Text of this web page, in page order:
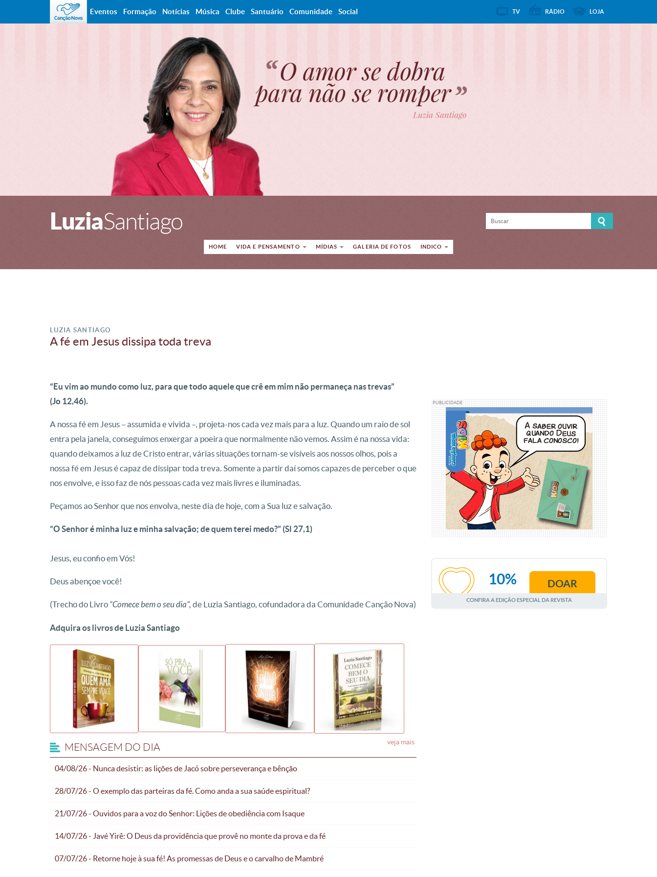
LuziaSantiago
HOME VIDA E PENSAMENTO MÍDIAS GALERIA DE FOTOS INDICO
LUZIA SANTIAGO
A fé em Jesus dissipa toda treva
“Eu vim ao mundo como luz, para que todo aquele que crê em mim não permaneça nas trevas”
(Jo 12,46).
A nossa fé em Jesus – assumida e vivida –, projeta-nos cada vez mais para a luz. Quando um raio de sol
entra pela janela, conseguimos enxergar a poeira que normalmente não vemos. Assim é na nossa vida:
quando deixamos a luz de Cristo entrar, várias situações tornam-se visíveis aos nossos olhos, pois a
nossa fé em Jesus é capaz de dissipar toda treva. Somente a partir daí somos capazes de perceber o que
nos envolve, e isso faz de nós pessoas cada vez mais livres e iluminadas.
Peçamos ao Senhor que nos envolva, neste dia de hoje, com a Sua luz e salvação.
“O Senhor é minha luz e minha salvação; de quem terei medo?” (Sl 27,1)
Jesus, eu confio em Vós!
Deus abençoe você!
(Trecho do Livro “Comece bem o seu dia”, de Luzia Santiago, cofundadora da Comunidade Canção Nova)
Adquira os livros de Luzia Santiago
MENSAGEM DO DIA
04/08/26 - Nunca desistir: as lições de Jacó sobre perseverança e bênção
28/07/26 - O exemplo das parteiras da fé. Como anda a sua saúde espiritual?
21/07/26 - Ouvidos para a voz do Senhor: Lições de obediência com Isaque
14/07/26 - Javé Yirê: O Deus da providência que provê no monte da prova e da fé
07/07/26 - Retorne hoje à sua fé! As promessas de Deus e o carvalho de Mambré
veja mais
PUBLICIDADE
AGOSTO
10% DOAR
CONFIRA A EDIÇÃO ESPECIAL DA REVISTA
Eventos Formação Notícias Música Clube Santuário Comunidade Social TV RÁDIO LOJA